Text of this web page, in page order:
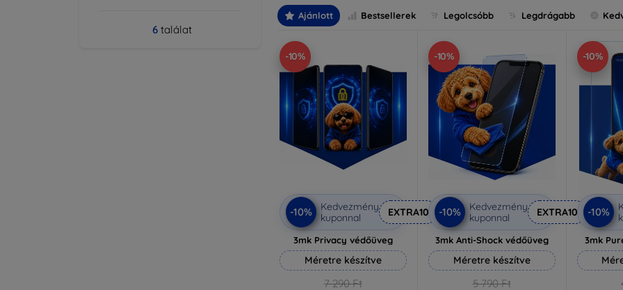
6találat
Ajánlott Bestsellerek Legolcsóbb Legdrágabb
-10%
-10%
Kedvezmény
kuponnal
EXTRA10
3mk Privacy védőüveg
Méretre készítve
7 290 Ft
-10%
-10%
Kedvezmény
kuponnal
EXTRA10
3mk Anti-Shock védőüveg
Méretre készítve
5 790 Ft
-10%
-10%
3mk